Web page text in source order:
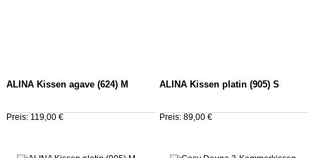
ALINA Kissen agave (624) M
Preis: 119,00 €
ALINA Kissen platin (905) S
Preis: 89,00 €